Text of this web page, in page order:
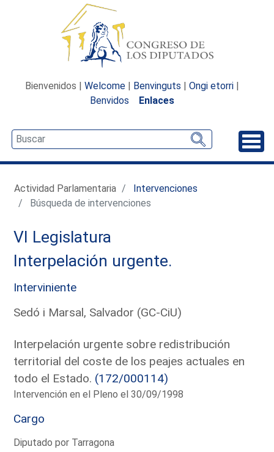
Bienvenidos | Welcome | Benvinguts | Ongi etorri |
Benvidos
Enlaces
Actividad Parlamentaria
Intervenciones
Búsqueda de intervenciones
VI Legislatura
Interpelación urgente.
Interviniente
Sedó i Marsal, Salvador (GC-CiU)
Interpelación urgente sobre redistribución
territorial del coste de los peajes actuales en
todo el Estado. (172/000114)
Intervención en el Pleno el 30/09/1998
Cargo
Diputado por Tarragona